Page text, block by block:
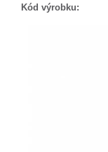
Kód výrobku: